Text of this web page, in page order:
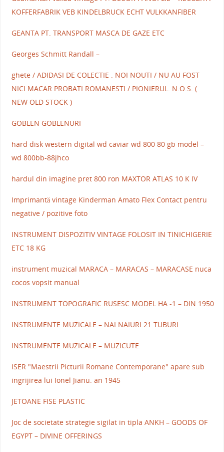
KOFFERFABRIK VEB KINDELBRUCK ECHT VULKKANFIBER
GEANTA PT. TRANSPORT MASCA DE GAZE ETC
Georges Schmitt Randall –
ghete / ADIDASI DE COLECTIE . NOI NOUTI / NU AU FOST
NICI MACAR PROBATI ROMANESTI / PIONIERUL. N.O.S. (
NEW OLD STOCK )
GOBLEN GOBLENURI
hard disk western digital wd caviar wd 800 80 gb model –
wd 800bb-88jhco
hardul din imagine pret 800 ron MAXTOR ATLAS 10 K IV
Imprimantă vintage Kinderman Amato Flex Contact pentru
negative / pozitive foto
INSTRUMENT DISPOZITIV VINTAGE FOLOSIT IN TINICHIGERIE
ETC 18 KG
instrument muzical MARACA – MARACAS – MARACASE nuca
cocos vopsit manual
INSTRUMENT TOPOGRAFIC RUSESC MODEL HA -1 – DIN 1950
INSTRUMENTE MUZICALE – NAI NAIURI 21 TUBURI
INSTRUMENTE MUZICALE – MUZICUTE
ISER "Maestrii Picturii Romane Contemporane" apare sub
ingrijirea lui Ionel Jianu. an 1945
JETOANE FISE PLASTIC
Joc de societate strategie sigilat in tipla ANKH – GOODS OF
EGYPT – DIVINE OFFERINGS